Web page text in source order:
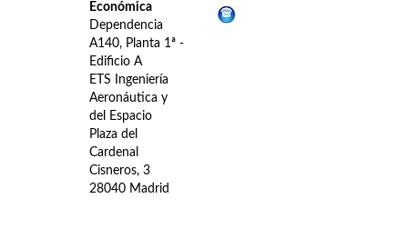
Económica
Dependencia
A140, Planta 1ª -
Edificio A
ETS Ingeniería
Aeronáutica y
del Espacio
Plaza del
Cardenal
Cisneros, 3
28040 Madrid